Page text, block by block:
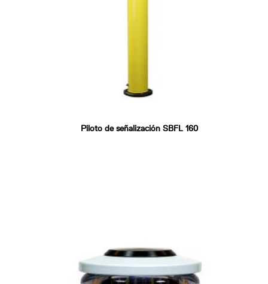
Piloto de señalización SBFL 160